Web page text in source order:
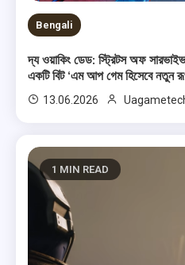
Bengali
দ্য ওয়াকিং ডেড: স্ট্রিটস অফ
একটি বিট ‘এম আপ গেম হিসেবে নতুন
13.06.2026
1 MIN READ